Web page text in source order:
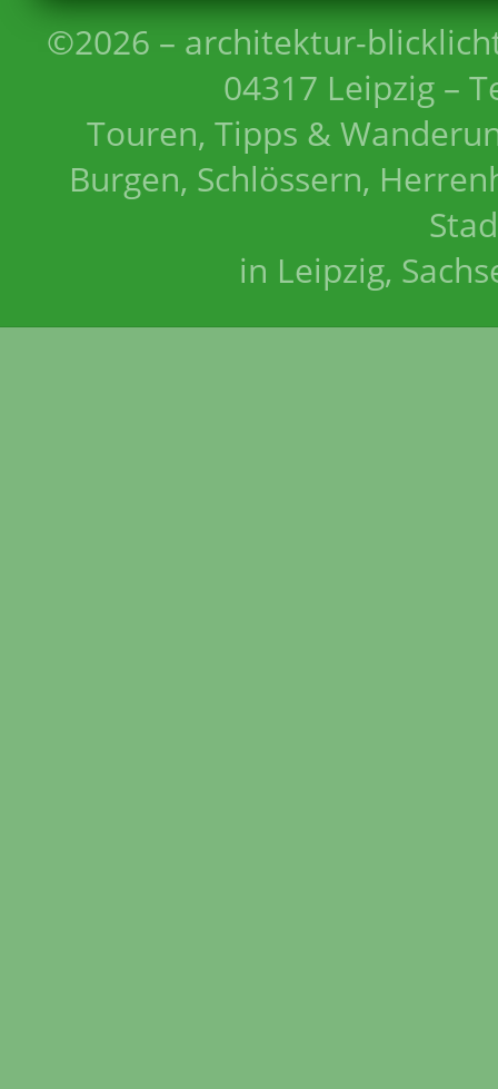
©2026 – architektur-
04317 Leipzig –
Touren, Tipps &
Burgen, Schlössern,
in Leipzig,